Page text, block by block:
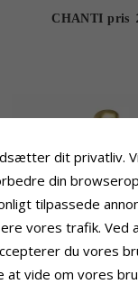
CHANTI pris
dit privatliv.
din
tilpassede
vores trafik. Ved
du vores
at vide om vores